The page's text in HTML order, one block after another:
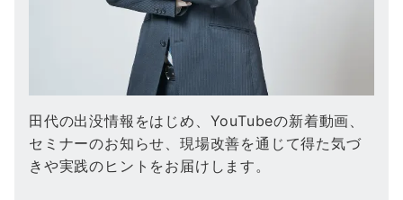
田代の出没情報をはじめ、YouTubeの新着動画、
セミナーのお知らせ、現場改善を通じて得た気づ
きや実践のヒントをお届けします。